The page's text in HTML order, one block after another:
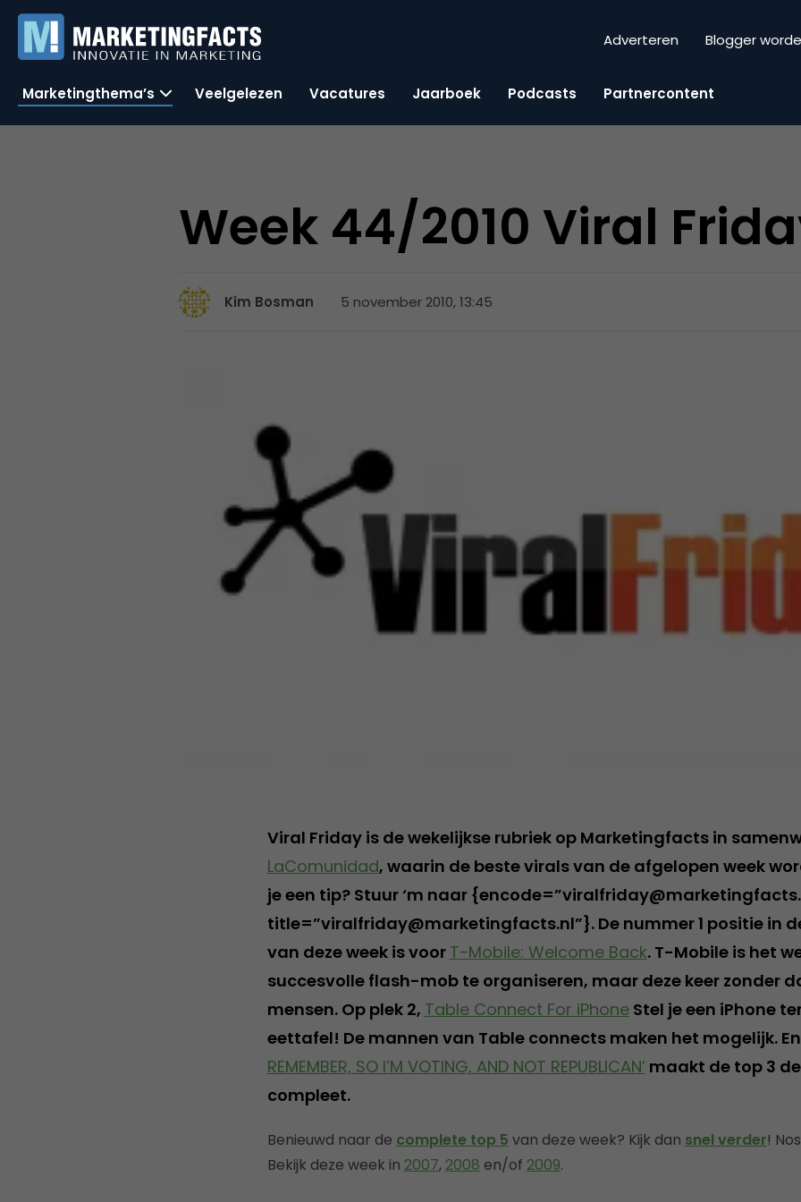
Adverteren Blogger
Marketingthema’s Veelgelezen Vacatures Jaarboek Podcasts Partnercontent
Week 44/2010 Viral
Kim Bosman 5 november 2010, 13:45
Viral Friday is de wekelijkse rubriek op Marketingfacts in
LaComunidad, waarin de beste virals van de afgelopen week
je een tip? Stuur ‘m naar
title=”viralfriday@marketingfacts.nl”}. De nummer 1 positie in
van deze week is voor T-Mobile: Welcome Back. T-Mobile is het
succesvolle flash-mob te organiseren, maar deze keer zonder
mensen. Op plek 2, Table Connect For iPhoneStel je een iPhone
eettafel! De mannen van Table connects maken het mogelijk.
REMEMBER, SO I’M VOTING, AND NOT REPUBLICAN’ maakt de top 3
compleet.
Benieuwd naar de complete top 5 van deze week? Kijk dan snel verder!
Bekijk deze week in 2007, 2008 en/of 2009.